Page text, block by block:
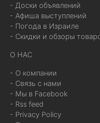
- Доски объявлений
- Афиша выступлений
- Погода в Израиле
- Скидки и обзоры
О НАС
- О компании
- Связь с нами
- Мы в Facebook
- Rss feed
- Privacy Policy